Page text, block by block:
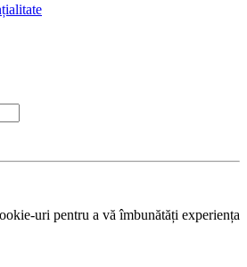
uri pentru a vă îmbunătăți experiența